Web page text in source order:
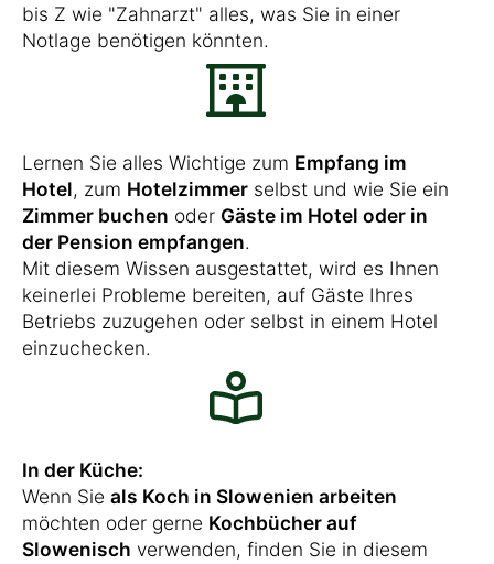
bis Z wie "Zahnarzt" alles, was Sie in einer
Notlage benötigen könnten.
Lernen Sie alles Wichtige zum Empfang im
Hotel, zum Hotelzimmer selbst und wie Sie ein
Zimmer buchen oder Gäste im Hotel oder in
der Pension empfangen.
Mit diesem Wissen ausgestattet, wird es Ihnen
keinerlei Probleme bereiten, auf Gäste Ihres
Betriebs zuzugehen oder selbst in einem Hotel
einzuchecken.
In der Küche:
Wenn Sie als Koch in Slowenien arbeiten
möchten oder gerne Kochbücher auf
Slowenisch verwenden, finden Sie in diesem